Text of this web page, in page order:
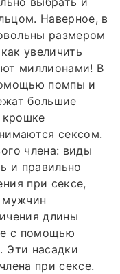
Наверное, в
размером
увеличить
миллионами! В
помпы и
большие
сексом.
члена: виды
и правильно
при сексе,
мужчин
длины
с помощью
Эти насадки
при сексе.